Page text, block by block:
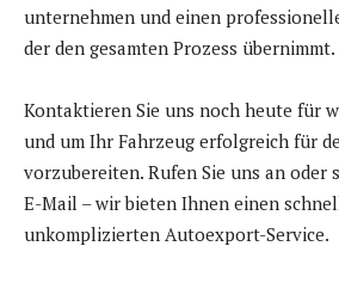
unternehmen und einen
der den gesamten Prozess übernimmt.
Kontaktieren Sie uns noch heute für
und um Ihr Fahrzeug erfolgreich für
vorzubereiten. Rufen Sie uns an oder
E-Mail – wir bieten Ihnen einen
unkomplizierten Autoexport-Service.